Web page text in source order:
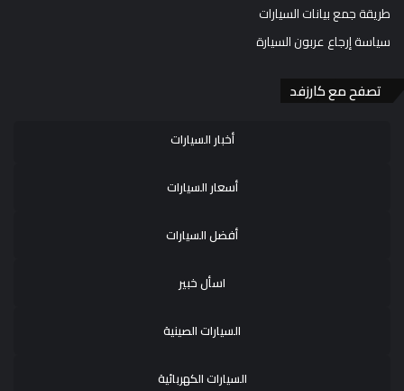
طريقة جمع بيانات السيارات
سياسة إرجاع عربون السيارة
تصفح مع كارزفد
أخبار السيارات
أسعار السيارات
أفضل السيارات
اسأل خبير
السيارات الصينية
السيارات الكهربائية